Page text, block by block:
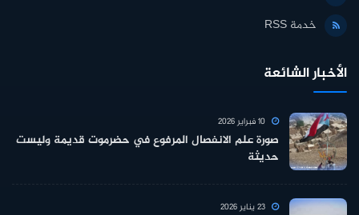
خدمة RSS
الأخبار الشائعة
صورة علم الانفصال المرفوع في حضرموت قديمة وليست
حديثة